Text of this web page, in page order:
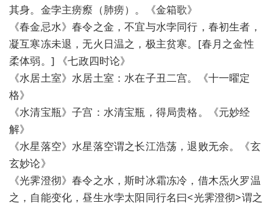
其身。金孛主痨瘵（肺痨）。《金箱歌》
《春金忌水》春令之金，不宜与水孛同行，春初生者，
凝互寒冻未退，无火日温之，极主贫寒。[春月之金性
柔体弱。] 《七政四时论》
《水居土室》水居土室：水在子丑二宫。《十一曜定
格》
《水清宝瓶》子宫：水清宝瓶，得局贵格。《元妙经
解》
《水星落空》水星落空谓之长江浩荡，退败无余。《玄
玄妙论》
《光霁澄彻》春令之水，斯时冰霜冻冷，借木炁火罗温
之，自能变化，昼生水孛太阳同行名曰<光霁澄彻>谓之